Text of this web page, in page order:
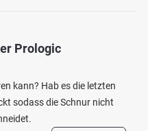
Prologic
kann? Hab es die letzten
sodass die Schnur nicht